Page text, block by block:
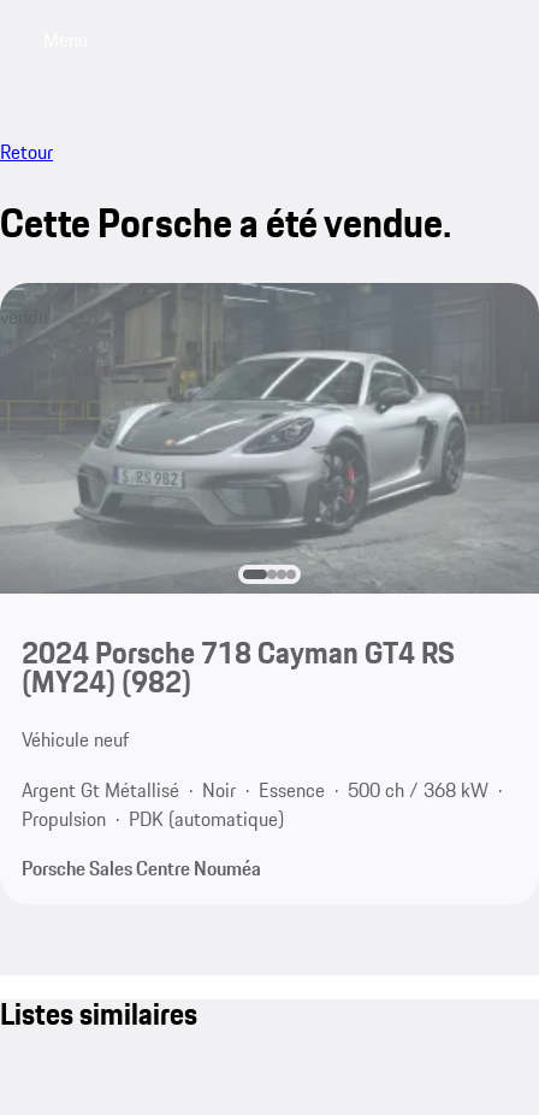
Retour
Cette Porsche a été vendue.
vendu
2024 Porsche 718 Cayman GT4 RS
(MY24)(982)
Véhicule neuf
Argent Gt Métallisé
Noir Essence
500 ch / 368 kW
Propulsion
PDK (automatique)
Porsche Sales Centre Nouméa
Listes similaires